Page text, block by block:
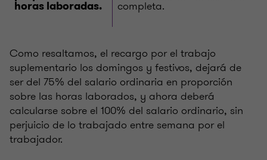
horas laboradas. completa.
Como resaltamos, el recargo por el trabajo
suplementario los domingos y festivos, dejará de
ser del 75% del salario ordinaria en proporción
sobre las horas laborados, y ahora deberá
calcularse sobre el 100% del salario ordinario, sin
perjuicio de lo trabajado entre semana por el
trabajador.